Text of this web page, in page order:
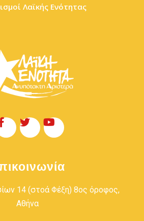
Λαϊκής Ενότητας
14 (στοά Φέξη) 8ος όροφος,
Αθήνα